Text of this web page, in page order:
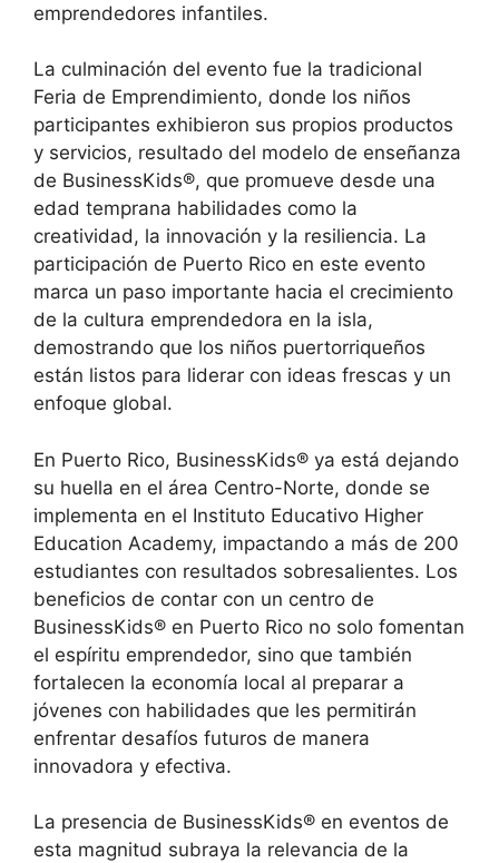
emprendedores infantiles.
La culminación del evento fue la tradicional
Feria de Emprendimiento, donde los niños
participantes exhibieron sus propios productos
y servicios, resultado del modelo de enseñanza
de BusinessKids®, que promueve desde una
edad temprana habilidades como la
creatividad, la innovación y la resiliencia. La
participación de Puerto Rico en este evento
marca un paso importante hacia el crecimiento
de la cultura emprendedora en la isla,
demostrando que los niños puertorriqueños
están listos para liderar con ideas frescas y un
enfoque global.
En Puerto Rico, BusinessKids® ya está dejando
su huella en el área Centro-Norte, donde se
implementa en el Instituto Educativo Higher
Education Academy, impactando a más de 200
estudiantes con resultados sobresalientes. Los
beneficios de contar con un centro de
BusinessKids® en Puerto Rico no solo fomentan
el espíritu emprendedor, sino que también
fortalecen la economía local al preparar a
jóvenes con habilidades que les permitirán
enfrentar desafíos futuros de manera
innovadora y efectiva.
La presencia de BusinessKids® en eventos de
esta magnitud subraya la relevancia de la